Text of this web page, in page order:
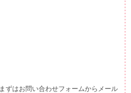
まずはお問い合わせフォームからメール